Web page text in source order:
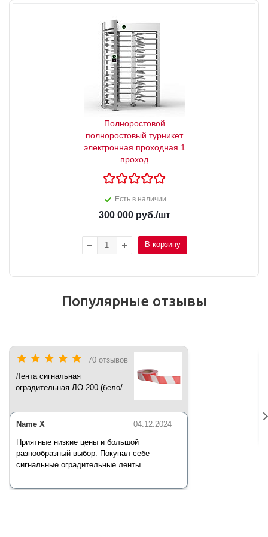
Полноростовой
полноростовый турникет
электронная проходная 1
проход
Есть в наличии
300 000руб./шт
В корзину
Популярные отзывы
70 отзывов
Лента сигнальная
оградительная ЛО-200 (бело/
04.12.2024
Name X
Приятные низкие цены и большой
разнообразный выбор. Покупал себе
сигнальные оградительные ленты.